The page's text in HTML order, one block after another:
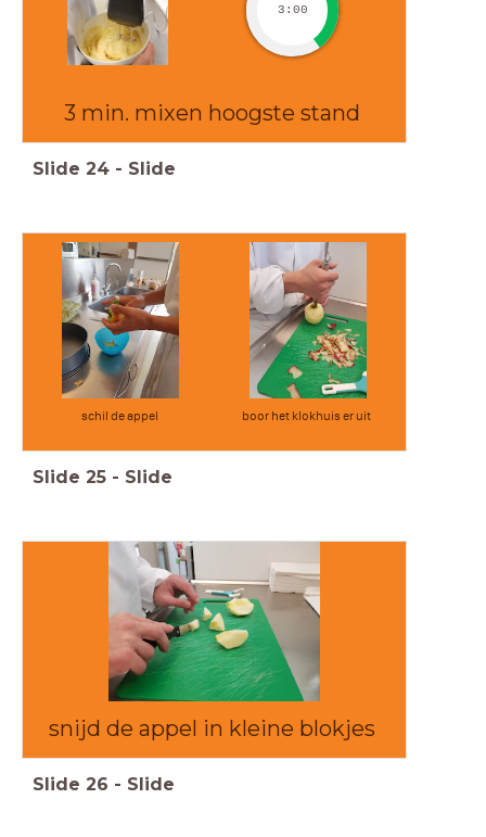
3 min. mixen hoogste stand
3:00
Slide 24 - Slide
schil de appel boor het klokhuis er uit
Slide 25 - Slide
snijd de appel in kleine blokjes
Slide 26 - Slide